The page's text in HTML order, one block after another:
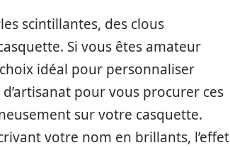
scintillantes, des clous
Si vous êtes amateur
idéal pour personnaliser
pour vous procurer ces
sur votre casquette.
votre nom en brillants, l’effet